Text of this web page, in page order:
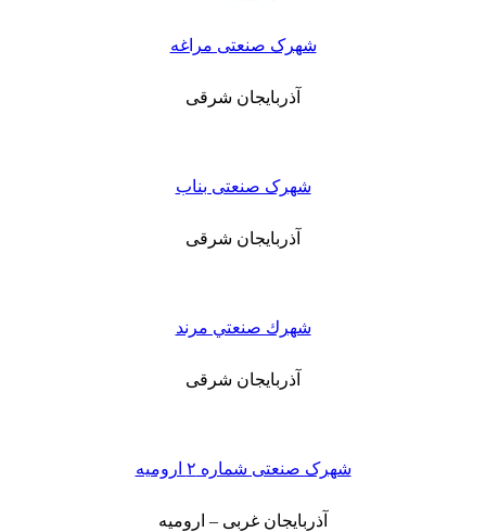
شهرک صنعتی مراغه
آذربایجان شرقی
شهرک صنعتی بناب
آذربایجان شرقی
شهرك صنعتي مرند
آذربایجان شرقی
شهرک صنعتی شماره ۲ ارومیه
آذربایجان غربی – ارومیه